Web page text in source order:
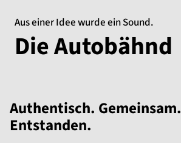
Aus einer Idee wurde ein Sound.
Die Autobähnd
Authentisch. Gemeinsam.
Entstanden.